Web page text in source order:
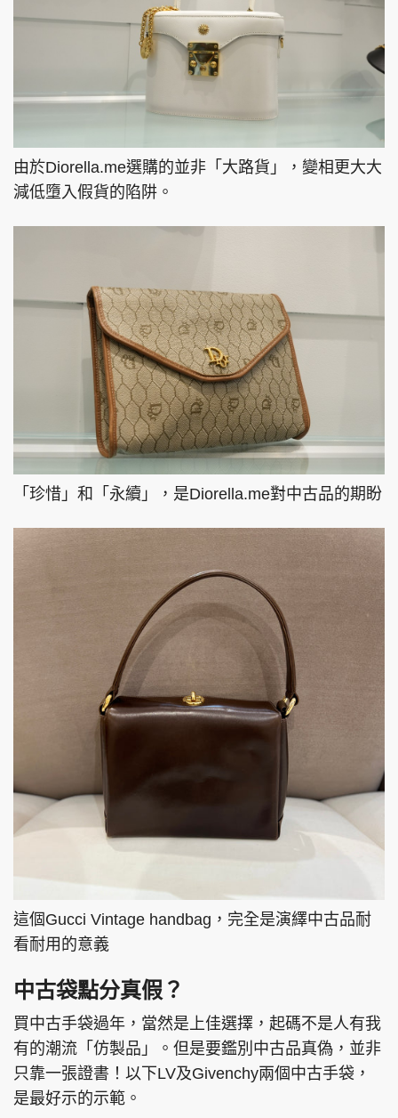
由於Diorella.me選購的並非「大路貨」，變相更大大
減低墮入假貨的陷阱。
「珍惜」和「永續」，是Diorella.me對中古品的期盼
這個Gucci Vintage handbag，完全是演繹中古品耐
看耐用的意義
中古袋點分真假？
買中古手袋過年，當然是上佳選擇，起碼不是人有我
有的潮流「仿製品」。但是要鑑別中古品真偽，並非
只靠一張證書！以下LV及Givenchy兩個中古手袋，
是最好示的示範。